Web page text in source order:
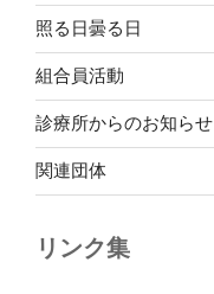
照る日曇る日
組合員活動
診療所からのお知らせ
関連団体
リンク集